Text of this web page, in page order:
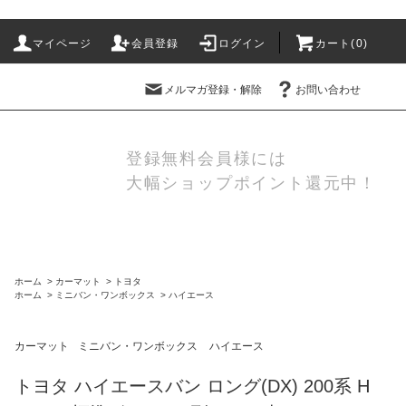
マイページ 会員登録 ログイン カート(0)
メルマガ登録・解除 お問い合わせ
登録無料会員様には
大幅ショップポイント還元中！
ホーム > カーマット > トヨタ
ホーム
> ミニバン・ワンボックス > ハイエース
カーマット ミニバン・ワンボックス ハイエース
トヨタ ハイエースバン ロング(DX) 200系 H